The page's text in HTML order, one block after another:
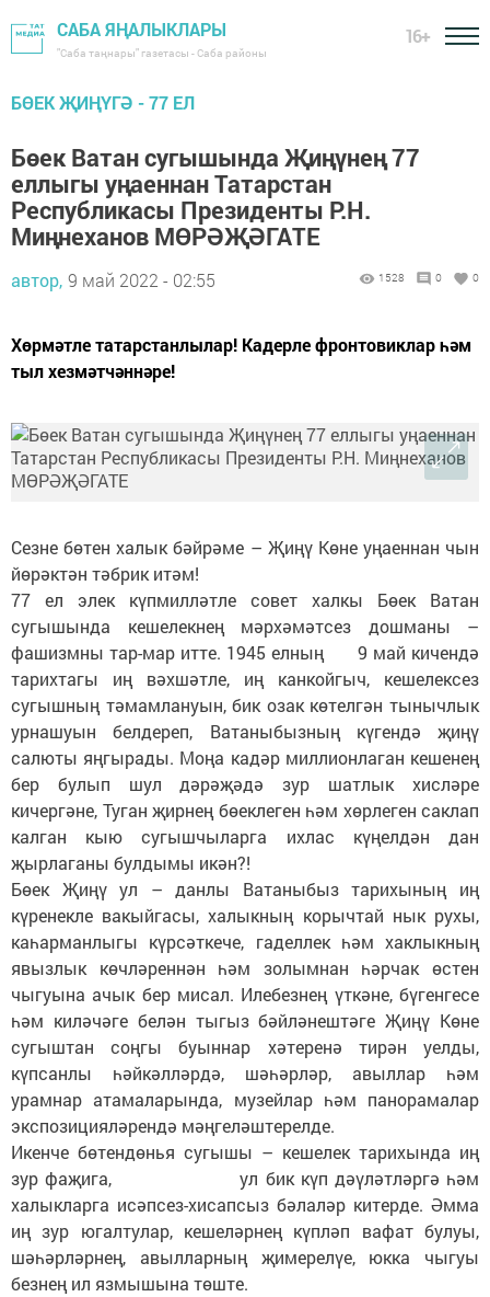
САБА ЯҢАЛЫКЛАРЫ
"Саба таңнары" газетасы - Саба районы
16+
БӨЕК ҖИҢҮГӘ - 77 ЕЛ
Бөек Ватан сугышында Җиңүнең 77
еллыгы уңаеннан Татарстан
Республикасы Президенты Р.Н.
Миңнеханов МӨРӘҖӘГАТЕ
автор, 9 май 2022 - 02:55 1528 0 0
Хөрмәтле татарстанлылар! Кадерле фронтовиклар һәм
тыл хезмәтчәннәре!
Сезне бөтен халык бәйрәме – Җиңү Көне уңаеннан чын
йөрәктән тәбрик итәм!
77 ел элек күпмилләтле совет халкы Бөек Ватан
сугышында кешелекнең мәрхәмәтсез дошманы –
фашизмны тар-мар итте. 1945 елның 9 май кичендә
тарихтагы иң вәхшәтле, иң канкойгыч, кешелексез
сугышның тәмамлануын, бик озак көтелгән тынычлык
урнашуын белдереп, Ватаныбызның күгендә җиңү
салюты яңгырады. Моңа кадәр миллионлаган кешенең
бер булып шул дәрәҗәдә зур шатлык хисләре
кичергәне, Туган җирнең бөеклеген һәм хөрлеген саклап
калган кыю сугышчыларга ихлас күңелдән дан
җырлаганы булдымы икән?!
Бөек Җиңү ул – данлы Ватаныбыз тарихының иң
күренекле вакыйгасы, халыкның корычтай нык рухы,
каһарманлыгы күрсәткече, гаделлек һәм хаклыкның
явызлык көчләреннән һәм золымнан һәрчак өстен
чыгуына ачык бер мисал. Илебезнең үткәне, бүгенгесе
һәм киләчәге белән тыгыз бәйләнештәге Җиңү Көне
сугыштан соңгы буыннар хәтеренә тирән уелды,
күпсанлы һәйкәлләрдә, шәһәрләр, авыллар һәм
урамнар атамаларында, музейлар һәм панорамалар
экспозицияләрендә мәңгеләштерелде.
Икенче бөтендөнья сугышы – кешелек тарихында иң
зур фаҗига, ул бик күп дәүләтләргә һәм
халыкларга исәпсез-хисапсыз бәлаләр китерде. Әмма
иң зур югалтулар, кешеләрнең күпләп вафат булуы,
шәһәрләрнең, авылларның җимерелүе, юкка чыгуы
безнең ил язмышына төште.